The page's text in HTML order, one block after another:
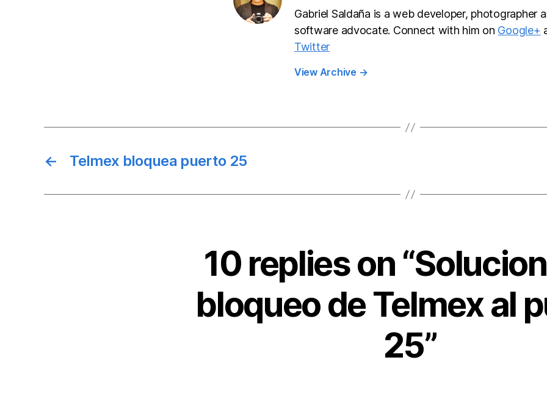
Gabriel Saldaña is a web developer, photographer
software advocate. Connect with him on Google+
Twitter
View Archive →
← Telmex bloquea puerto 25
10 replies on
bloqueo de Telmex al
25”